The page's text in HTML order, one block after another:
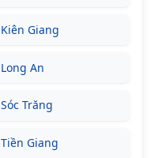
Kiên Giang
Long An
Sóc Trăng
Tiền Giang